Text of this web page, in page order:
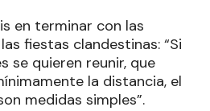
en terminar con las
fiestas clandestinas: “Si
se quieren reunir, que
la distancia, el
medidas simples”.